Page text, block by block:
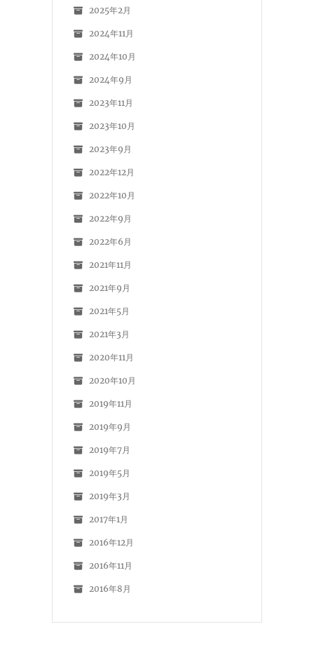
2025年2月
2024年11月
2024年10月
2024年9月
2023年11月
2023年10月
2023年9月
2022年12月
2022年10月
2022年9月
2022年6月
2021年11月
2021年9月
2021年5月
2021年3月
2020年11月
2020年10月
2019年11月
2019年9月
2019年7月
2019年5月
2019年3月
2017年1月
2016年12月
2016年11月
2016年8月